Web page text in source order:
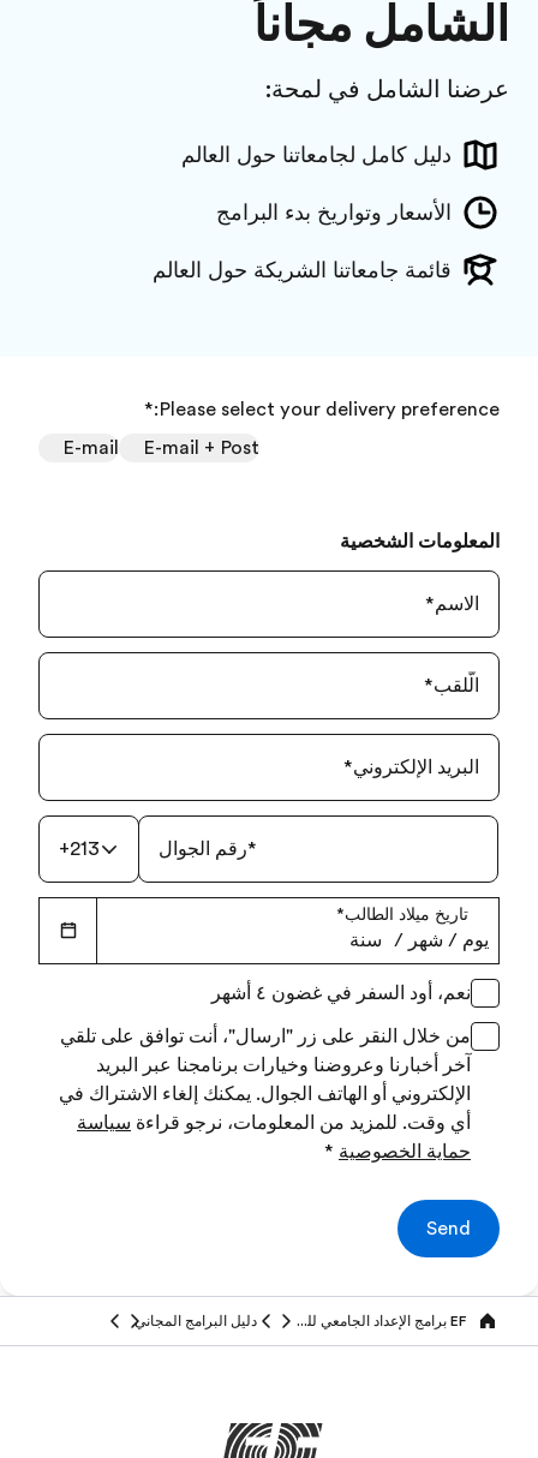
الشامل مجاناً
عرضنا الشامل في لمحة:
دليل كامل لجامعاتنا حول العالم
الأسعار وتواريخ بدء البرامج
قائمة جامعاتنا الشريكة حول العالم
Please select your delivery preference:
*
E-mail
E-mail + Post
المعلومات الشخصية
الاسم*
الّلقب*
البريد الإلكتروني*
+213 رقم الجوال*
تاريخ ميلاد الطالب*
يوم ‏/ شهر ‏/ سنة
نعم، أود السفر في غضون ٤ أشهر
من خلال النقر على زر "ارسال"، أنت توافق على تلقي
آخر أخبارنا وعروضنا وخيارات برنامجنا عبر البريد
الإلكتروني أو الهاتف الجوال. يمكنك إلغاء الاشتراك في
أي وقت. للمزيد من المعلومات، نرجو قراءة سياسة
حماية الخصوصية *
Send
Home EF برامج الإعداد الجامعي للطلاب والكبار دليل البرامج المجاني